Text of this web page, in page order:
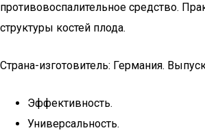
противовоспалительное средство.
структуры костей плода.
Страна-изготовитель: Германия.
Эффективность.
Универсальность.